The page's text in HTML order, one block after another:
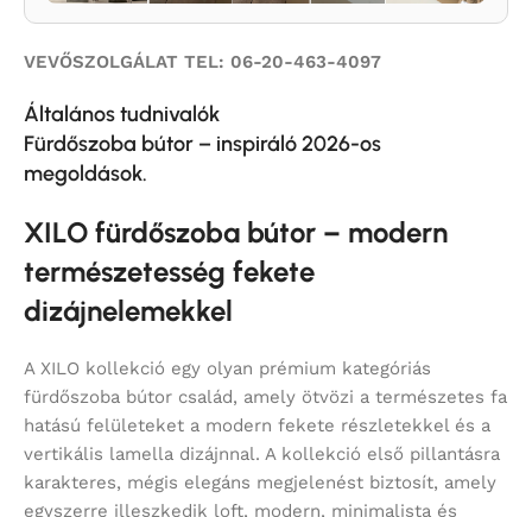
VEVŐSZOLGÁLAT TEL: 06-20-463-4097
Általános tudnivalók
Fürdőszoba bútor – inspiráló 2026-os
megoldások.
XILO fürdőszoba bútor – modern
természetesség fekete
dizájnelemekkel
A XILO kollekció egy olyan prémium kategóriás
fürdőszoba bútor család, amely ötvözi a természetes fa
hatású felületeket a modern fekete részletekkel és a
vertikális lamella dizájnnal. A kollekció első pillantásra
karakteres, mégis elegáns megjelenést biztosít, amely
egyszerre illeszkedik loft, modern, minimalista és